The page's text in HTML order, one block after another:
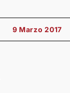
9 Marzo 2017